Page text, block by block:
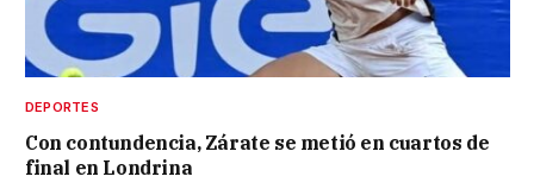
DEPORTES
Con contundencia, Zárate se metió en cuartos de
final en Londrina